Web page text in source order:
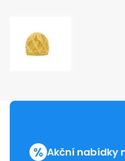
Polo
% Akční nabídky